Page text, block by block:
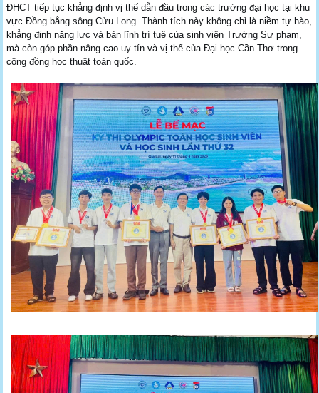
ĐHCT tiếp tục khẳng định vị thế dẫn đầu trong các trường đại học tại khu
vực Đồng bằng sông Cửu Long. Thành tích này không chỉ là niềm tự hào,
khẳng định năng lực và bản lĩnh trí tuệ của sinh viên Trường Sư phạm,
mà còn góp phần nâng cao uy tín và vị thế của Đại học Cần Thơ trong
cộng đồng học thuật toàn quốc.